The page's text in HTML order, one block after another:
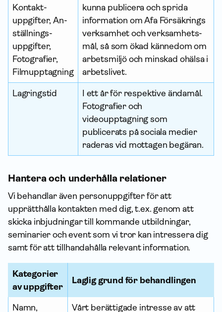
Kontakt­
uppgifter, An­
ställnings­
uppgifter,
Fotografier,
Filmupptagning
kunna publicera och sprida
infor­mation om Afa Försäkrings
verksamhet och verksamhets­
mål, så som ökad kännedom om
arbetsmiljö och minskad ohälsa i
arbetslivet.
Lagringstid
I ett år för respektive ändamål.
Fotografier och
videoupptagning som
publicerats på sociala medier
raderas vid mottagen begäran.
Hantera och underhålla relationer
Vi behandlar även person­uppgifter för att
upprätthålla kontakten med dig, t.ex. genom att
skicka inbjudningar till kommande utbildningar,
seminarier och event som vi tror kan intressera dig
samt för att tillhandahålla relevant infor­mation.
Kategorier
av upp­gifter
Laglig grund för behandlingen
Namn,
Vårt berättigade intresse av att